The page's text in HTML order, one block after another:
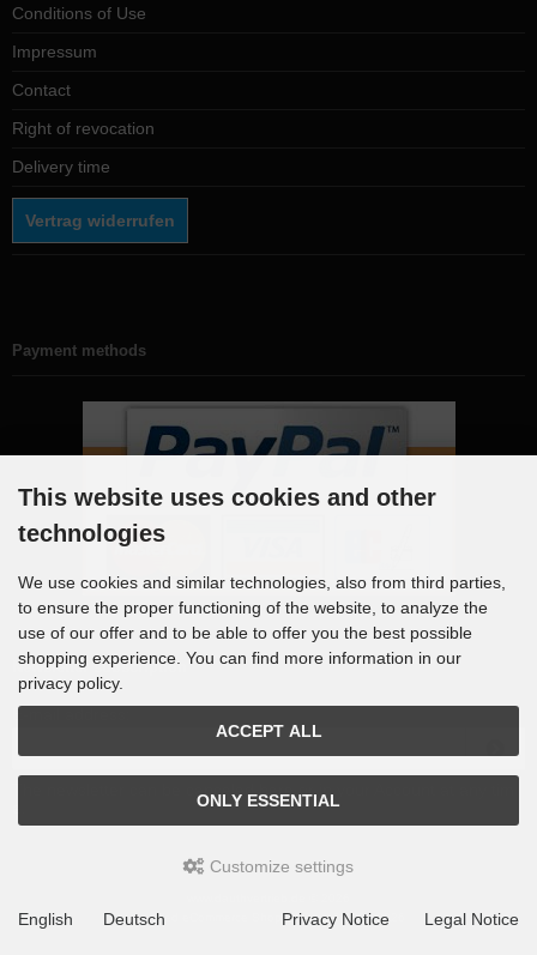
Conditions of Use
Impressum
Contact
Right of revocation
Delivery time
Vertrag widerrufen
Payment methods
Newsletter subscription
E-mail address:
modified eCommerce Shopsoftware © 2009-2026
This website uses cookies and other
technologies
We use cookies and similar technologies, also from third parties,
to ensure the proper functioning of the website, to analyze the
use of our offer and to be able to offer you the best possible
shopping experience. You can find more information in our
privacy policy.
ACCEPT ALL
ONLY ESSENTIAL
Customize settings
English Deutsch Privacy Notice Legal Notice